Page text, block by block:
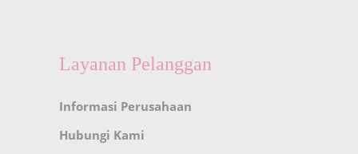
Layanan Pelanggan
Informasi Perusahaan
Hubungi Kami